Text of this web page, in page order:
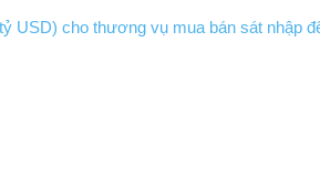
USD) cho thương vụ mua bán sát nhập